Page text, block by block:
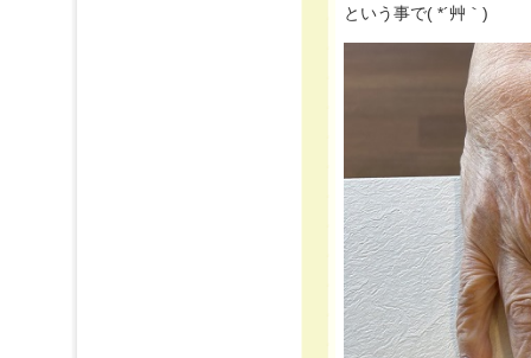
という事で( *´艸｀)